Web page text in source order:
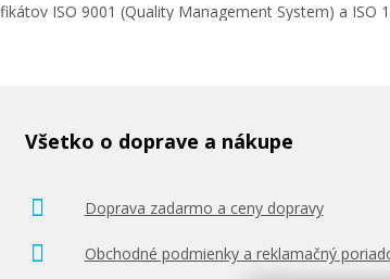
ISO 9001 (Quality Management System) a ISO
Všetko o doprave a nákupe
Doprava zadarmo a ceny dopravy
Obchodné podmienky a reklamačný